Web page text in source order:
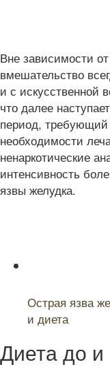
Вне зависимости
вмешательство
и с искусственной
что далее
период, требующий
необходимости
ненаркотические
интенсивность
язвы желудка.
Острая язва
и диета
Диета до